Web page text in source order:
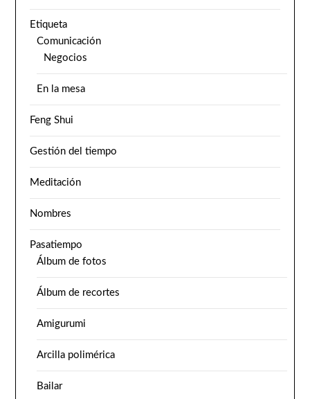
Etiqueta
Comunicación
Negocios
En la mesa
Feng Shui
Gestión del tiempo
Meditación
Nombres
Pasatiempo
Álbum de fotos
Álbum de recortes
Amigurumi
Arcilla polimérica
Bailar